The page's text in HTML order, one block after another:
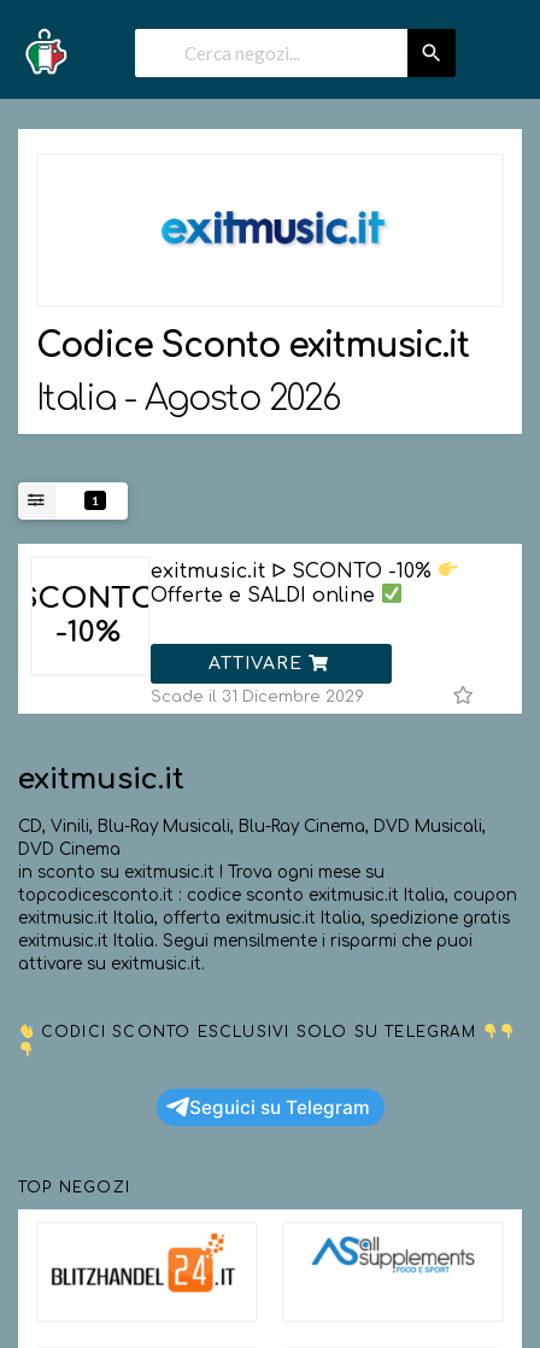
Codice Sconto exitmusic.it
Italia - Agosto 2026
1
SCONTO
-10%
exitmusic.it ᐅ SCONTO -10%
Offerte e SALDI online
ATTIVARE
Scade il 31 Dicembre 2029
exitmusic.it
CD, Vinili, Blu-Ray Musicali, Blu-Ray Cinema, DVD Musicali,
DVD Cinema
in sconto su exitmusic.it ! Trova ogni mese su
topcodicesconto.it : codice sconto exitmusic.it Italia, coupon
exitmusic.it Italia, offerta exitmusic.it Italia, spedizione gratis
exitmusic.it Italia. Segui mensilmente i risparmi che puoi
attivare su exitmusic.it.
CODICI SCONTO ESCLUSIVI SOLO SU TELEGRAM
Seguici su Telegram
TOP NEGOZI